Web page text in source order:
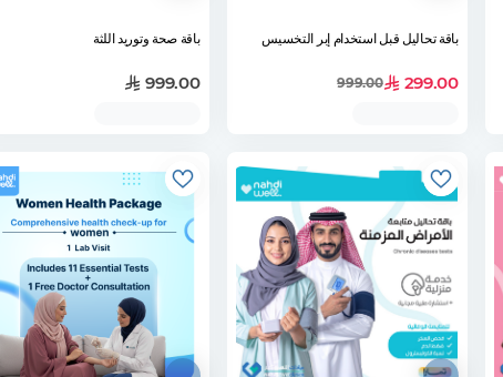
باقة تحاليل قبل استخدام إبر التخسيس
299.00
999.00
باقة صحة وتوريد اللثة
999.00